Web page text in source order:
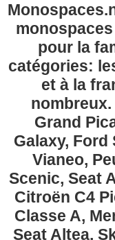
pour la
catégories:
et à la
Grand
Galaxy, Ford
Vianeo,
Scenic, Seat
Citroën C4
Classe A,
Seat Altea,